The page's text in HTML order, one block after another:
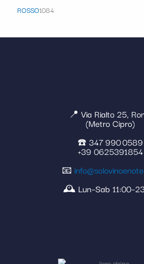
ROSSO1084
📍 Via Rialto 25,
(Metro Cipro)
☎️ 347 990 0589
+39 0625391854
📧
🕰️ Lun–Sab